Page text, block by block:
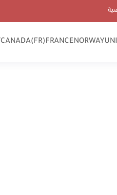
NORWAY
FRANCE
CANADA(FR)